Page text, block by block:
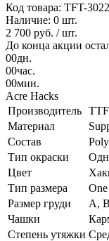
Код товара: TFT-
Наличие: 0 шт.
2 700 руб. / шт.
До конца акции
00дн.
00час.
00мин.
Acre Hacks
Производитель
Материал
Состав
Тип окраски
Цвет
Тип размера
Размер груди
A,
Чашки
Степень утяжки